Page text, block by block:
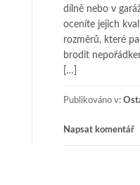
dílně nebo v
oceníte jejich
rozměrů, které
brodit
[…]
Publikováno v:
Napsat komentář